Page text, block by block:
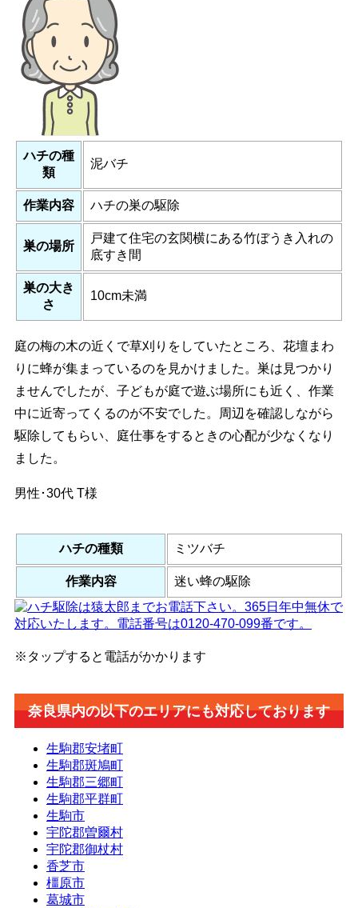
ハチの種
類
泥バチ
作業内容 ハチの巣の駆除
巣の場所
戸建て住宅の玄関横にある竹ぼうき入れの
底すき間
巣の大き
さ
10cm未満
庭の梅の木の近くで草刈りをしていたところ、花壇まわ
りに蜂が集まっているのを見かけました。巣は見つかり
ませんでしたが、子どもが庭で遊ぶ場所にも近く、作業
中に近寄ってくるのが不安でした。周辺を確認しながら
駆除してもらい、庭仕事をするときの心配が少なくなり
ました。
男性･30代 T様
ハチの種類 ミツバチ
作業内容 迷い蜂の駆除
※タップすると電話がかかります
奈良県内の以下のエリアにも対応しております
生駒郡安堵町
生駒郡斑鳩町
生駒郡三郷町
生駒郡平群町
生駒市
宇陀郡曽爾村
宇陀郡御杖村
香芝市
橿原市
葛城市